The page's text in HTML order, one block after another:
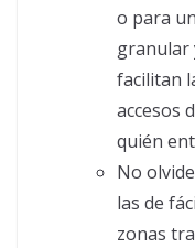
o para
granular
facilitan
accesos
quién
No
las de
zonas